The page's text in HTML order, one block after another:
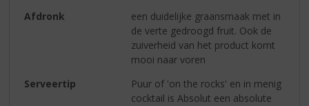
Afdronk
een duidelijke graansmaak met in
de verte gedroogd fruit. Ook de
zuiverheid van het product komt
mooi naar voren
Serveertip
Puur of 'on the rocks' en in menig
cocktail is Absolut een absolute